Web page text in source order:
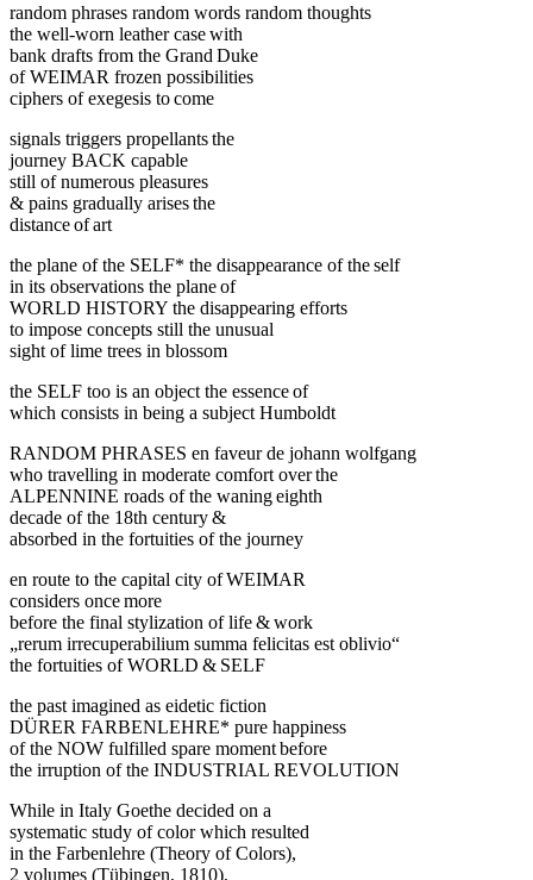
random phrases random words random thoughts
the well-worn leather case with
bank drafts from the Grand Duke
of WEIMAR frozen possibilities
ciphers of exegesis to come
signals triggers propellants the
journey BACK capable
still of numerous pleasures
& pains gradually arises the
distance of art
the plane of the SELF* the disappearance of the self
in its observations the plane of
WORLD HISTORY the disappearing efforts
to impose concepts still the unusual
sight of lime trees in blossom
the SELF too is an object the essence of
which consists in being a subject Humboldt
RANDOM PHRASES en faveur de johann wolfgang
who travelling in moderate comfort over the
ALPENNINE roads of the waning eighth
decade of the 18th century &
absorbed in the fortuities of the journey
en route to the capital city of WEIMAR
considers once more
before the final stylization of life & work
„rerum irrecuperabilium summa felicitas est oblivio“
the fortuities of WORLD & SELF
the past imagined as eidetic fiction
DÜRER FARBENLEHRE* pure happiness
of the NOW fulfilled spare moment before
the irruption of the INDUSTRIAL REVOLUTION
While in Italy Goethe decided on a
systematic study of color which resulted
in the Farbenlehre (Theory of Colors),
2 volumes (Tübingen, 1810),